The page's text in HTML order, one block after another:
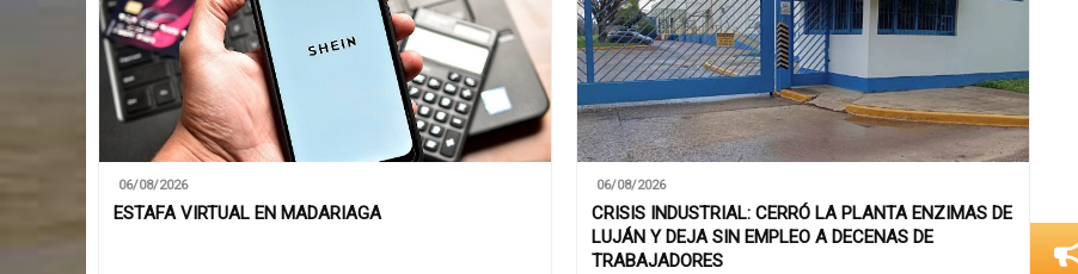
06/08/2026
ESTAFA VIRTUAL EN MADARIAGA
06/08/2026
CRISIS INDUSTRIAL: CERRÓ LA PLANTA ENZIMAS DE
LUJÁN Y DEJA SIN EMPLEO A DECENAS DE
TRABAJADORES